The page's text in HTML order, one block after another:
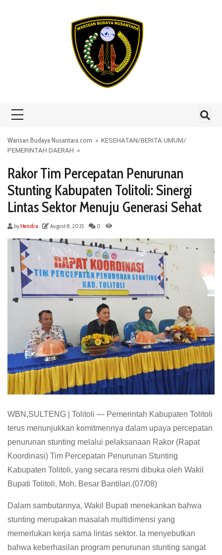
Warisan Budaya Nusantara.com » KESEHATAN/BERITA UMUM/
PEMERINTAH DAERAH »
Rakor Tim Percepatan Penurunan
Stunting Kabupaten Tolitoli: Sinergi
Lintas Sektor Menuju Generasi Sehat
byHendra August 8, 2025 0
WBN,SULTENG | Tolitoli — Pemerintah Kabupaten Tolitoli
terus menunjukkan komitmennya dalam upaya percepatan
penurunan stunting melalui pelaksanaan Rakor (Rapat
Koordinasi) Tim Percepatan Penurunan Stunting
Kabupaten Tolitoli, yang secara resmi dibuka oleh Wakil
Bupati Tolitoli, Moh. Besar Bantilan.(07/08)
Dalam sambutannya, Wakil Bupati menekankan bahwa
stunting merupakan masalah multidimensi yang
memerlukan kerja sama lintas sektor. Ia menyebutkan
bahwa keberhasilan program penurunan stunting sangat